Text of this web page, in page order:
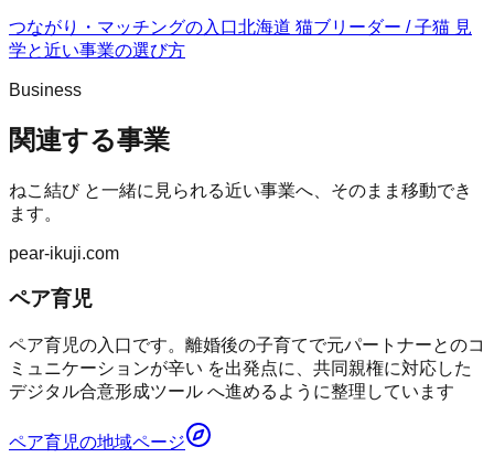
つながり・マッチングの入口北海道 猫ブリーダー / 子猫 見
学と近い事業の選び方
Business
関連する事業
ねこ結びと一緒に見られる近い事業へ、そのまま移動でき
ます。
pear-ikuji.com
ペア育児
ペア育児の入口です。離婚後の子育てで元パートナーとのコ
ミュニケーションが辛い を出発点に、共同親権に対応した
デジタル合意形成ツール へ進めるように整理しています
ペア育児の地域ページ